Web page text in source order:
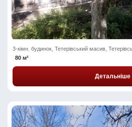
3-кімн. будинок, Тетерівський масив,
80 м²
Детальніше